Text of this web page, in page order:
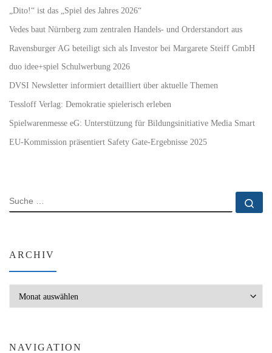
„Dito!“ ist das „Spiel des Jahres 2026“
Vedes baut Nürnberg zum zentralen Handels- und Orderstandort aus
Ravensburger AG beteiligt sich als Investor bei Margarete Steiff GmbH
duo idee+spiel Schulwerbung 2026
DVSI Newsletter informiert detailliert über aktuelle Themen
Tessloff Verlag: Demokratie spielerisch erleben
Spielwarenmesse eG: Unterstützung für Bildungsinitiative Media Smart
EU-Kommission präsentiert Safety Gate-Ergebnisse 2025
SUCHE
ARCHIV
NAVIGATION